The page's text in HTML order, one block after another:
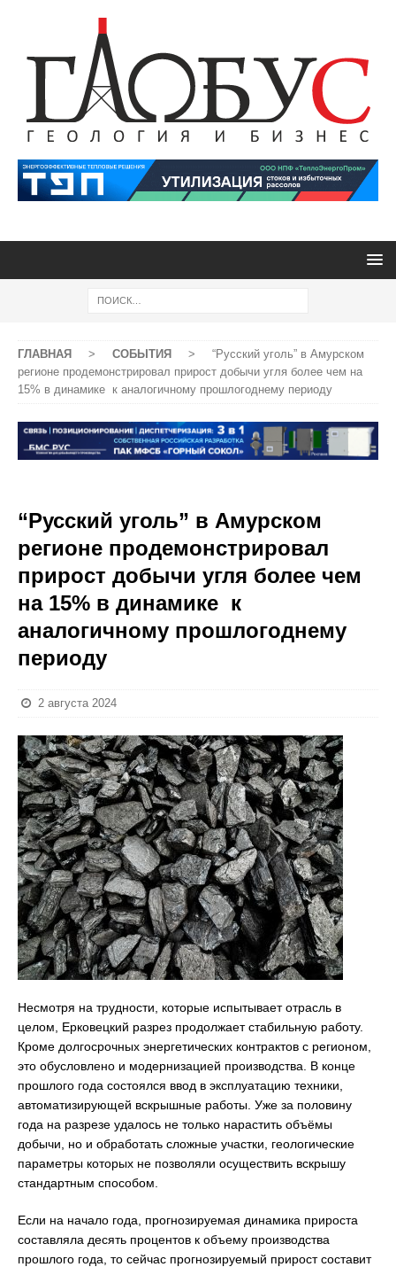
ГЛАВНАЯ > СОБЫТИЯ >
“Русский уголь” в Амурском
регионе продемонстрировал прирост добычи угля более чем на
15% в динамике к аналогичному прошлогоднему периоду
“Русский уголь” в Амурском
регионе продемонстрировал
прирост добычи угля более чем
на 15% в динамике к
аналогичному прошлогоднему
периоду
2 августа 2024
Несмотря на трудности, которые испытывает отрасль в
целом, Ерковецкий разрез продолжает стабильную работу.
Кроме долгосрочных энергетических контрактов с регионом,
это обусловлено и модернизацией производства. В конце
прошлого года состоялся ввод в эксплуатацию техники,
автоматизирующей вскрышные работы. Уже за половину
года на разрезе удалось не только нарастить объёмы
добычи, но и обработать сложные участки, геологические
параметры которых не позволяли осуществить вскрышу
стандартным способом.
Если на начало года, прогнозируемая динамика прироста
составляла десять процентов к объему производства
прошлого года, то сейчас прогнозируемый прирост составит